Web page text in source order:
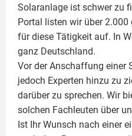
Solaranlage ist schwer zu
Portal listen wir über
für diese Tätigkeit auf. In
ganz Deutschland.
Vor der Anschaffung einer
jedoch Experten hinzu zu
darüber zu sprechen. Wir
solchen Fachleuten über
Ist Ihr Wunsch nach einer